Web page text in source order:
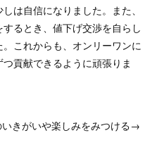
は自信になりました。また、
るとき、値下げ交渉を自らし
これからも、オンリーワンに
貢献できるように頑張りま
きがいや楽しみをみつける→